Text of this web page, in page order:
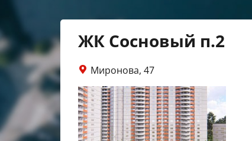
ЖК Сосновый п.2
Миронова, 47